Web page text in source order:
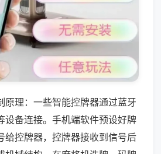
原理：一些智能控牌器通过蓝牙
设备连接。手机端软件预设好牌
给控牌器，控牌器接收到信号后